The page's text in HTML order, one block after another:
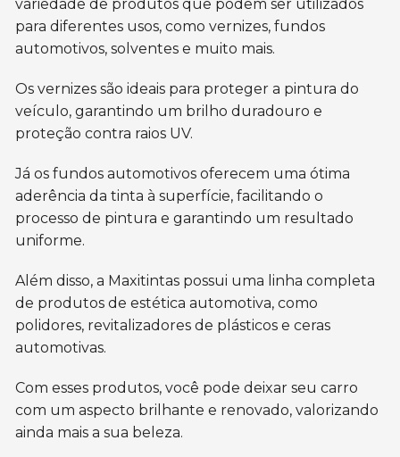
variedade de produtos que podem ser utilizados
para diferentes usos, como vernizes, fundos
automotivos, solventes e muito mais.
Os vernizes são ideais para proteger a pintura do
veículo, garantindo um brilho duradouro e
proteção contra raios UV.
Já os fundos automotivos oferecem uma ótima
aderência da tinta à superfície, facilitando o
processo de pintura e garantindo um resultado
uniforme.
Além disso, a Maxitintas possui uma linha completa
de produtos de estética automotiva, como
polidores, revitalizadores de plásticos e ceras
automotivas.
Com esses produtos, você pode deixar seu carro
com um aspecto brilhante e renovado, valorizando
ainda mais a sua beleza.